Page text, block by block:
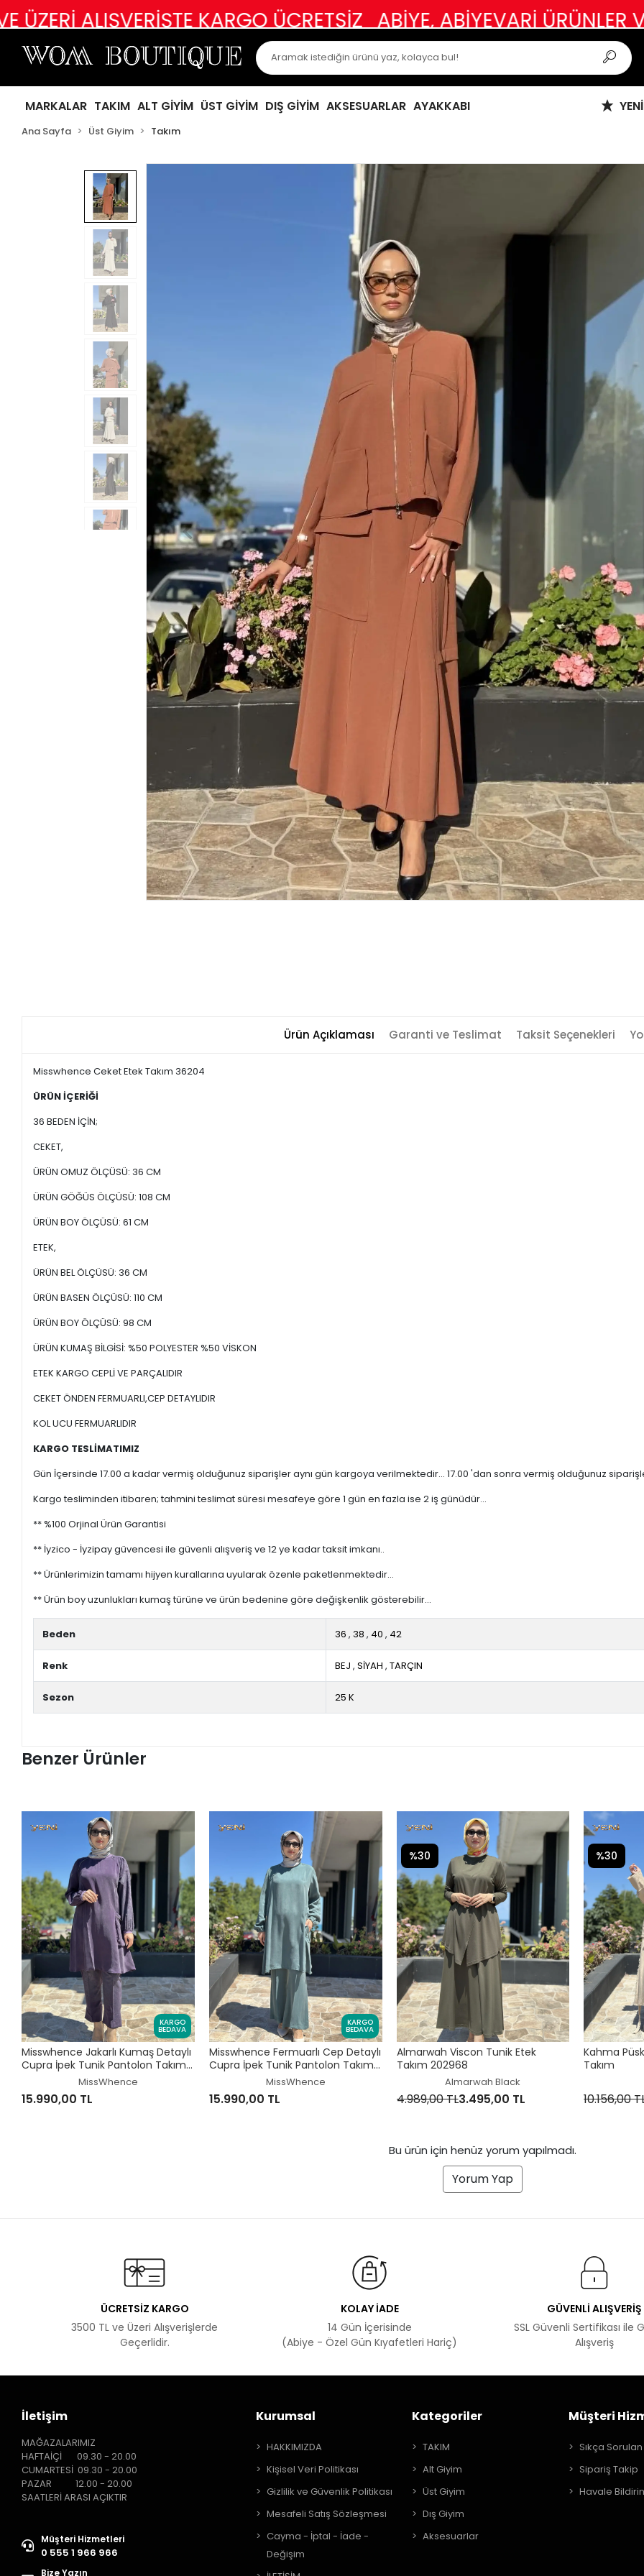
KARGO ÜCRETSİZ ABİYE, ABİYEVARİ ÜRÜNLER VE ÖZEL
MARKALAR TAKIM ALT GİYİM ÜST GİYİM DIŞ GİYİM AKSESUARLAR AYAKKABI
Ana Sayfa Üst Giyim Takım
Ürün Açıklaması Garanti ve Teslimat Taksit Seçenekleri
Misswhence Ceket Etek Takım 36204
ÜRÜN İÇERİĞİ
36 BEDEN İÇİN;
CEKET,
ÜRÜN OMUZ ÖLÇÜSÜ: 36 CM
ÜRÜN GÖĞÜS ÖLÇÜSÜ: 108 CM
ÜRÜN BOY ÖLÇÜSÜ: 61 CM
ETEK,
ÜRÜN BEL ÖLÇÜSÜ: 36 CM
ÜRÜN BASEN ÖLÇÜSÜ: 110 CM
ÜRÜN BOY ÖLÇÜSÜ: 98 CM
ÜRÜN KUMAŞ BİLGİSİ: %50 POLYESTER %50 VİSKON
ETEK KARGO CEPLİ VE PARÇALIDIR
CEKET ÖNDEN FERMUARLI,CEP DETAYLIDIR
KOL UCU FERMUARLIDIR
KARGO TESLİMATIMIZ
Gün İçersinde 17.00 a kadar vermiş olduğunuz siparişler aynı gün kargoya verilmektedir... 17.00 'dan sonra vermiş olduğunuz
Kargo tesliminden itibaren; tahmini teslimat süresi mesafeye göre 1 gün en fazla ise 2 iş günüdür...
** %100 Orjinal Ürün Garantisi
** İyzico - İyzipay güvencesi ile güvenli alışveriş ve 12 ye kadar taksit imkanı..
** Ürünlerimizin tamamı hijyen kurallarına uyularak özenle paketlenmektedir...
** Ürün boy uzunlukları kumaş türüne ve ürün bedenine göre değişkenlik gösterebilir...
Beden 36 ,38 , 40 , 42
Renk BEJ ,SİYAH ,TARÇIN
Sezon 25 K
Benzer Ürünler
KARGO
BEDAVA
Misswhence Jakarlı Kumaş Detaylı
Cupra İpek Tunik Pantolon Takım
MissWhence
15.990,00 TL
KARGO
BEDAVA
Misswhence Fermuarlı Cep Detaylı
Cupra İpek Tunik Pantolon Takım
MissWhence
15.990,00 TL
Almarwah Viscon Tunik Etek
Takım 202968
Almarwah Black
4.989,00 TL3.495,00 TL
%30
Kahma
Takım
10.156,00
%30
Bu ürün için henüz yorum yapılmadı.
Yorum Yap
ÜCRETSİZ KARGO
3500 TL ve Üzeri Alışverişlerde
Geçerlidir.
KOLAY İADE
14 Gün İçerisinde
(Abiye - Özel Gün Kıyafetleri Hariç)
GÜVENLİ ALIŞVERİŞ
SSL Güvenli Sertifikası ile
Alışveriş
İletişim
MAĞAZALARIMIZ
HAFTAİÇİ 09.30 - 20.00
CUMARTESİ 09.30 - 20.00
PAZAR 12.00 - 20.00
SAATLERİ ARASI AÇIKTIR
Müşteri Hizmetleri
0 555 1 966 966
Bize Yazın
Kurumsal
HAKKIMIZDA
Kişisel Veri Politikası
Gizlilik ve Güvenlik Politikası
Mesafeli Satış Sözleşmesi
Cayma - İptal - İade -
Değişim
Kategoriler
TAKIM
Alt Giyim
Üst Giyim
Dış Giyim
Aksesuarlar
Müşteri
Sıkça
Sipariş Takip
Havale